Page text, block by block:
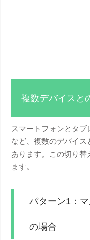
複数デバイスと
スマートフォンとタブ
など、複数のデバイ
あります。この切り替
ます。
パターン1：
の場合